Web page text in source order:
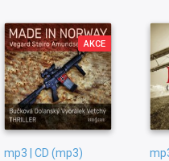
AKCE
mp3 | CD (mp3)